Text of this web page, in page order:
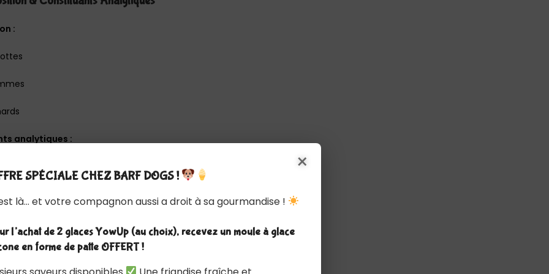
:
analytiques :
brutes : 1,8 %
grasses brutes :
:
brutes :0,7 %
×
SPÉCIALE CHEZ BARF DOGS !
là… et votre compagnon aussi a droit à sa gourmandise !
l’achat de 2 glaces YowUp (au choix), recevez un moule à glace
en forme de patte OFFERT !